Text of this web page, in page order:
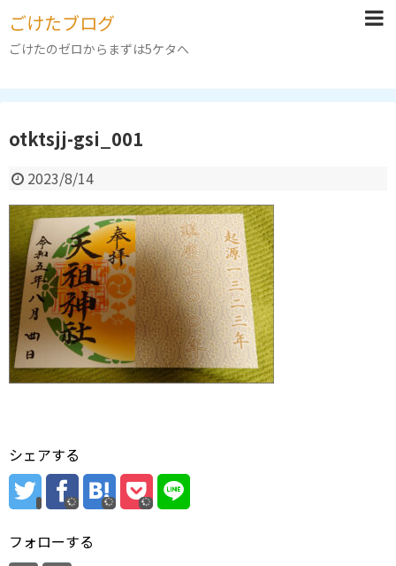
ごけたブログ
ごけたのゼロからまずは5ケタへ
otktsjj-gsi_001
2023/8/14
シェアする
フォローする